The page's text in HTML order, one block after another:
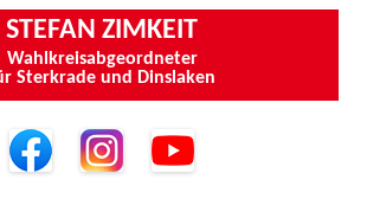
STEFAN ZIMKEIT
Wahlkreisabgeordneter
Sterkrade und Dinslaken